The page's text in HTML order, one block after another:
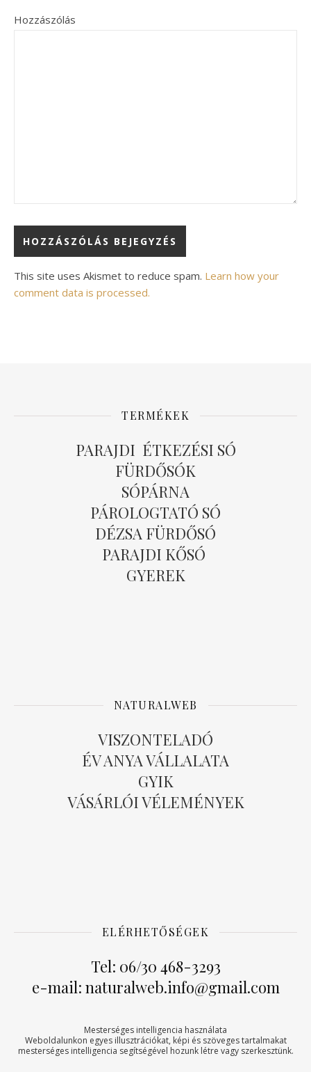
Hozzászólás
Alternative:
This site uses Akismet to reduce spam. Learn how your
comment data is processed.
TERMÉKEK
PARAJDI ÉTKEZÉSI SÓ
FÜRDŐSÓK
SÓPÁRNA
PÁROLOGTATÓ SÓ
DÉZSA FÜRDŐSÓ
PARAJDI KŐSÓ
GYEREK
NATURALWEB
VISZONTELADÓ
ÉV ANYA VÁLLALATA
GYIK
VÁSÁRLÓI VÉLEMÉNYEK
ELÉRHETŐSÉGEK
Tel: 06/30 468-3293
e-mail: naturalweb.info@gmail.com
Mesterséges intelligencia használata
Weboldalunkon egyes illusztrációkat, képi és szöveges tartalmakat
mesterséges intelligencia segítségével hozunk létre vagy szerkesztünk.